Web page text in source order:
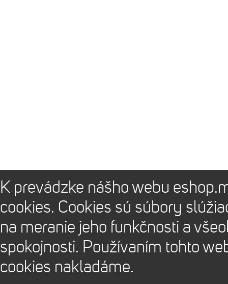
K prevádzke nášho webu
cookies. Cookies sú súbory
na meranie jeho funkčnosti a
spokojnosti. Používaním tohto
cookies nakladáme.